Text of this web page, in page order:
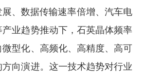
、数据传输速率倍增、汽车电
业趋势推动下，石英晶体频率
型化、高频化、高精度、高可
向演进。这一技术趋势对行业